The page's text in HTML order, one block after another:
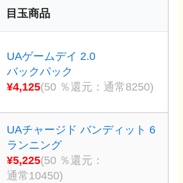
目玉商品
UAゲームデイ 2.0
バックパック
¥4,125(50 ％還元：通常8250)
UAチャージド バンディット 6
ランニング
¥5,225(50 ％還元：
通常10450)